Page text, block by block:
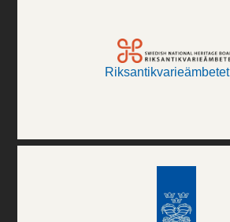
Riksantikvarieämbetet